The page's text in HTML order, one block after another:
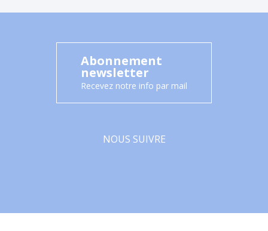
Abonnement
newsletter
Recevez notre info par mail
NOUS SUIVRE